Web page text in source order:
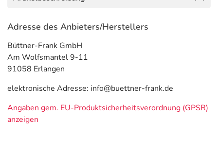
Adresse des Anbieters/Herstellers
Büttner-Frank GmbH
Am Wolfsmantel 9-11
91058 Erlangen
elektronische Adresse: info@buettner-frank.de
Angaben gem. EU-Produktsicherheitsverordnung (GPSR)
anzeigen